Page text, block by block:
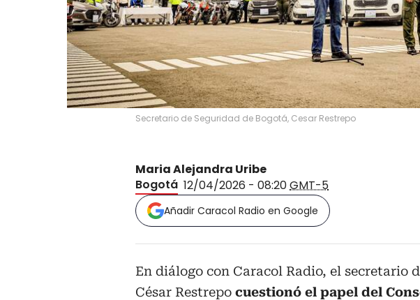
Secretario de Seguridad de Bogotá, Cesar Restrepo
Maria Alejandra Uribe
Bogotá 12/04/2026 - 08:20GMT-5
Añadir Caracol Radio en Google
En diálogo con Caracol Radio, el secretario
César Restrepo cuestionó el papel del